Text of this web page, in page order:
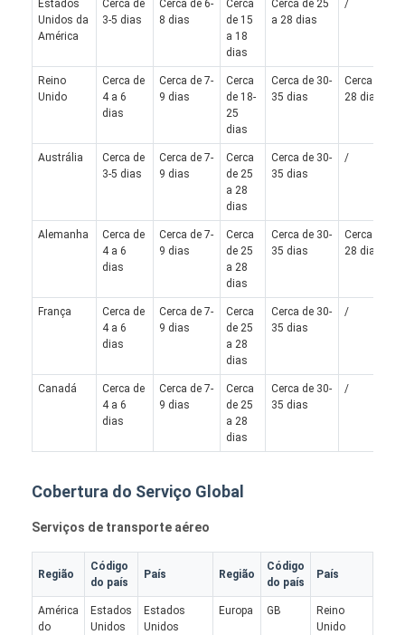
Estados
Unidos da
América
Cerca de
3-5 dias
Cerca de 6-
8 dias
Cerca
de 15
a 18
dias
Cerca de 25
a 28 dias
/
Reino
Unido
Cerca de
4 a 6
dias
Cerca de 7-
9 dias
Cerca
de 18-
25
dias
Cerca de 30-
35 dias
Cerca de 25
28 dias
Austrália
Cerca de
3-5 dias
Cerca de 7-
9 dias
Cerca
de 25
a 28
dias
Cerca de 30-
35 dias
/
Alemanha
Cerca de
4 a 6
dias
Cerca de 7-
9 dias
Cerca
de 25
a 28
dias
Cerca de 30-
35 dias
Cerca de 25
28 dias
França
Cerca de
4 a 6
dias
Cerca de 7-
9 dias
Cerca
de 25
a 28
dias
Cerca de 30-
35 dias
/
Canadá
Cerca de
4 a 6
dias
Cerca de 7-
9 dias
Cerca
de 25
a 28
dias
Cerca de 30-
35 dias
/
Cobertura do Serviço Global
Serviços de transporte aéreo
Região
Código
do país
País Região
Código
do país
País
América
do
Estados
Unidos
Estados
Unidos
Europa GB
Reino
Unido